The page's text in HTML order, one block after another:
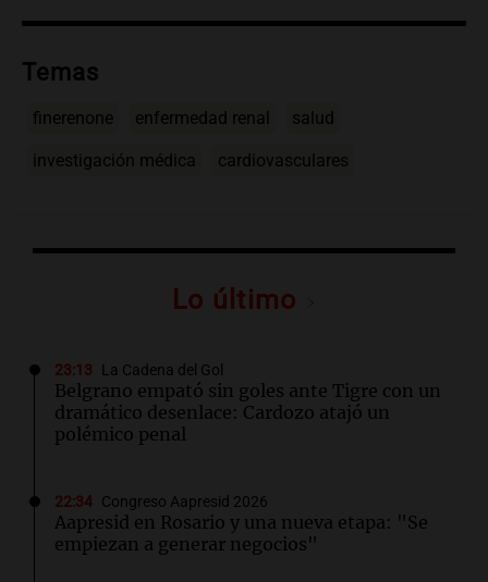
Temas
finerenone enfermedad renal salud
investigación médica cardiovasculares
Lo último
23:13 La Cadena del Gol
Belgrano empató sin goles ante Tigre con un
dramático desenlace: Cardozo atajó un
polémico penal
22:34 Congreso Aapresid 2026
Aapresid en Rosario y una nueva etapa: "Se
empiezan a generar negocios"